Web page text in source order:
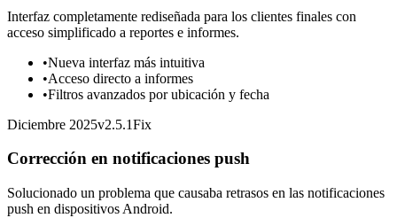
Interfaz completamente rediseñada para los clientes finales con
acceso simplificado a reportes e informes.
•Nueva interfaz más intuitiva
•Acceso directo a informes
•Filtros avanzados por ubicación y fecha
Diciembre 2025v2.5.1Fix
Corrección en notificaciones push
Solucionado un problema que causaba retrasos en las notificaciones
push en dispositivos Android.